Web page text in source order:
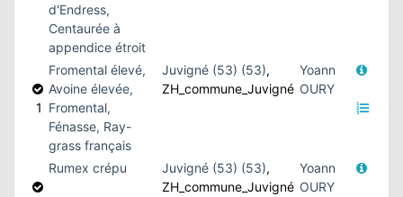
d'Endress,
Centaurée à
appendice étroit
1
Fromental élevé,
Avoine élevée,
Fromental,
Fénasse, Ray-
grass français
Juvigné (53) (53),
ZH_commune_Juvigné
Yoann
OURY
Rumex crépu Juvigné (53) (53),
ZH_commune_Juvigné
Yoann
OURY